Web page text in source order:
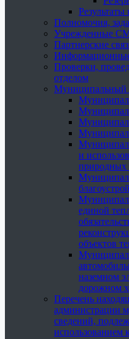
Результаты
Полномочия,
Учрежденные
Партнерские
Проверки,
отделом
Муниципальный
и
природных
единой
объектов
наземном
дорожном
Перечень
администрации
сведений,
использованием